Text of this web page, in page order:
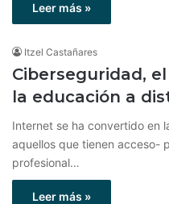
Leer más »
Itzel Castañares
Ciberseguridad,
la educación a
Internet se ha convertido en
aquellos que tienen acceso-
profesional…
Leer más »